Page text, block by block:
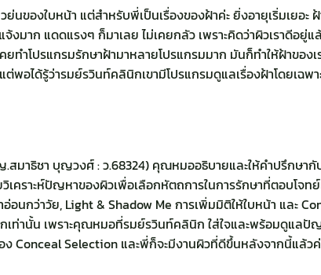
นของใบหน้า แต่สำหรับพี่เป็นเรื่องของฝ้าค่ะ ยิ่งอายุเริ่มเยอะ
งมาก แดดแรงๆ ก็มาเลย ไม่เคยกลัว เพราะคิดว่าผิวเราดีอ
ยทำโปรแกรมรักษาฝ้ามาหลายโปรแกรมมาก มันก็ทำให้ฝ้าของ
ต่พอได้รู้ว่ารมย์รวินท์คลินิกเขามีโปรแกรมดูแลเรื่องฝ้าโดยเฉ
าธิชา บุญวงศ์ : ว.68324) คุณหมออธิบายและให้คำปรึกษา
คราะห์ปัญหาของผิวเพื่อเลือกหัตถการในการรักษาที่ตอบโจ
นกว่าวัย, Light & Shadow Me การเพิ่มมิติให้ใบหน้า และ
เท่านั้น เพราะคุณหมอที่รมย์รวินท์คลินิก ใส่ใจและพร้อมดูแล
Conceal Selection และพี่ก็จะมีงานผิวที่ดีขึ้นหลังจากนี้แล้ว